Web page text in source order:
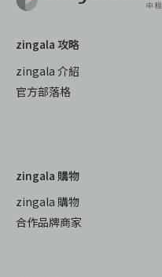
zingala 攻略
zingala 介紹
官方部落格
zingala 購物
zingala 購物
合作品牌商家